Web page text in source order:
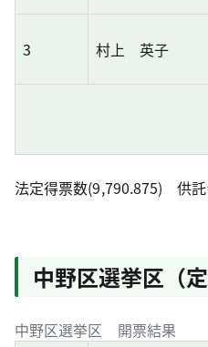
3 村上 英子
法定得票数(9,790.875) 供
中野区選挙区（定
中野区選挙区 開票結果